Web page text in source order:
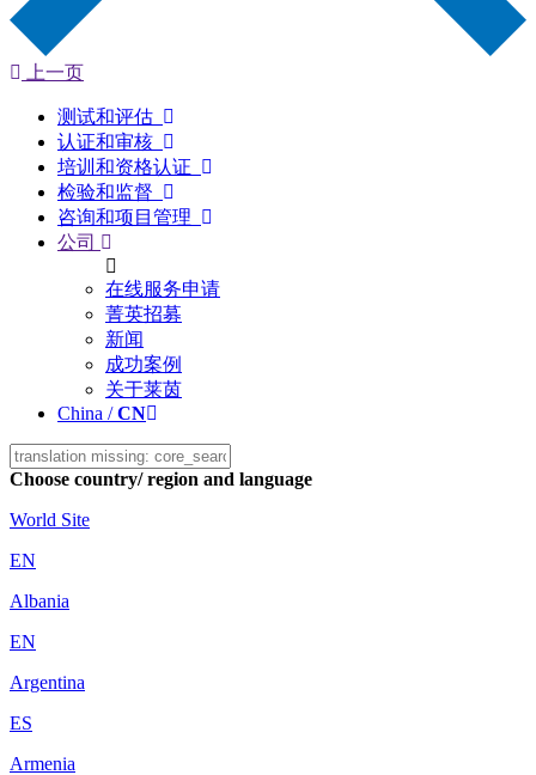
上一页
测试和评估
认证和审核
培训和资格认证
检验和监督
咨询和项目管理
公司
在线服务申请
菁英招募
新闻
成功案例
关于莱茵
China /CN
Choose country/ region and language
World Site
EN
Albania
EN
Argentina
ES
Armenia